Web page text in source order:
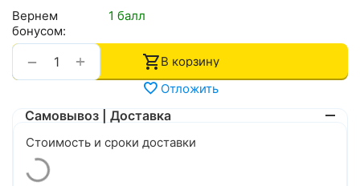
Вернем
бонусом:
1 балл
+
−
В корзину
Отложить
Самовывоз | Доставка
Стоимость и сроки доставки